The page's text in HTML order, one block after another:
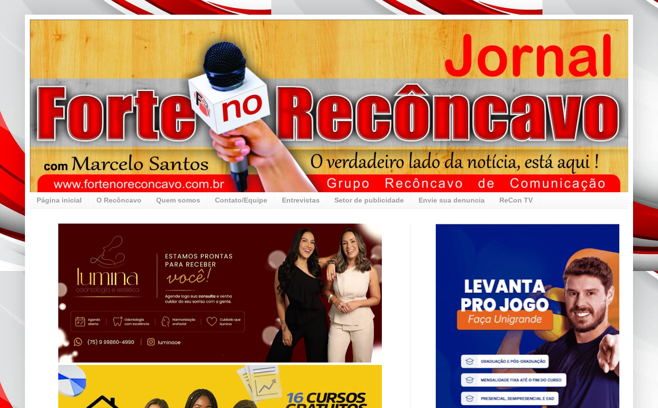
Página inicial O Recôncavo Quem somos Contato/Equipe Entrevistas Setor de publicidade Envie sua denuncia ReCon TV